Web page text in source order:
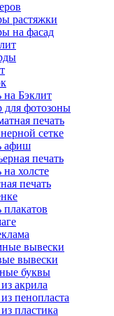
растяжки
на фасад
на Бэклит
для фотозоны
печать
сетке
афиш
печать
на холсте
печать
плакатов
вывески
вывески
буквы
акрила
пенопласта
пластика